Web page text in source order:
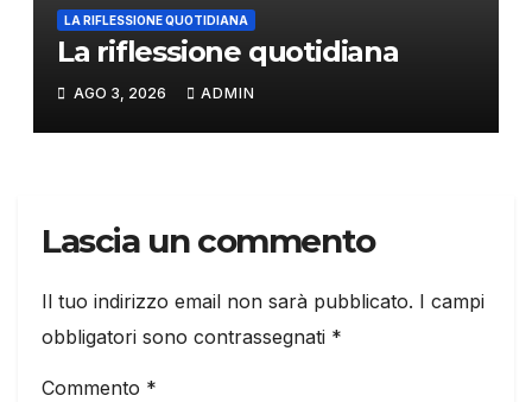
LA RIFLESSIONE QUOTIDIANA
La riflessione quotidiana
AGO 3, 2026 ADMIN
Lascia un commento
Il tuo indirizzo email non sarà pubblicato. I campi
obbligatori sono contrassegnati *
Commento *